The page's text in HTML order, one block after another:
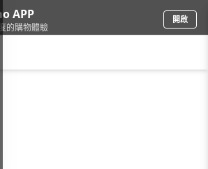
APP
的購物體驗
開啟